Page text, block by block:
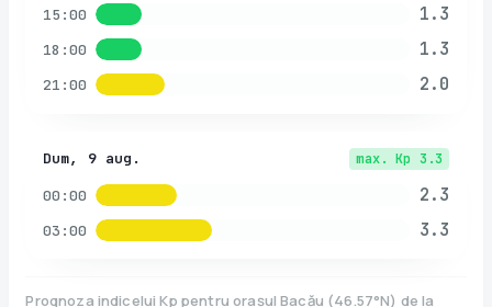
15:00 1.3
18:00 1.3
21:00 2.0
Dum, 9 aug. max. Kp 3.3
00:00 2.3
03:00 3.3
Prognoza indicelui Kp pentru orașul Bacău (46.57°N) de la